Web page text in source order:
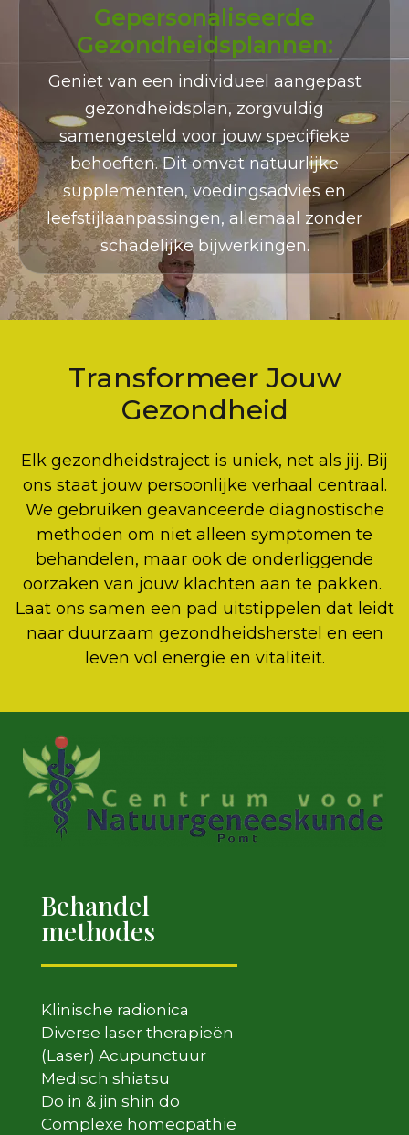
Gepersonaliseerde
Gezondheidsplannen:
Geniet van een individueel aangepast
gezondheidsplan, zorgvuldig
samengesteld voor jouw specifieke
behoeften. Dit omvat natuurlijke
supplementen, voedingsadvies en
leefstijlaanpassingen, allemaal zonder
schadelijke bijwerkingen.
Transformeer Jouw
Gezondheid
Elk gezondheidstraject is uniek, net als jij. Bij
ons staat jouw persoonlijke verhaal centraal.
We gebruiken geavanceerde diagnostische
methoden om niet alleen symptomen te
behandelen, maar ook de onderliggende
oorzaken van jouw klachten aan te pakken.
Laat ons samen een pad uitstippelen dat leidt
naar duurzaam gezondheidsherstel en een
leven vol energie en vitaliteit.
Behandel
methodes
Klinische radionica
Diverse laser therapieën
(Laser) Acupunctuur
Medisch shiatsu
Do in & jin shin do
Complexe homeopathie